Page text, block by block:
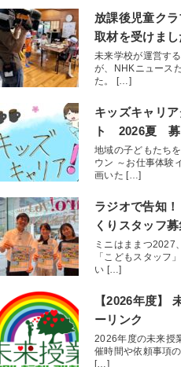
放課後児童ク
取材を受けまし
未来学校が運営す
が、NHKニュース
た。 […]
キッズキャリ
ト 2026夏 募
地域の子どもたち
ウン ～お仕事体験
画いた […]
ラジオで告知
くりスタッフ
ミニはままつ2027
「こどもスタッフ
い […]
【2026年度】
ーリンク
2026年度の未来授
催時間や依頼事項
[…]